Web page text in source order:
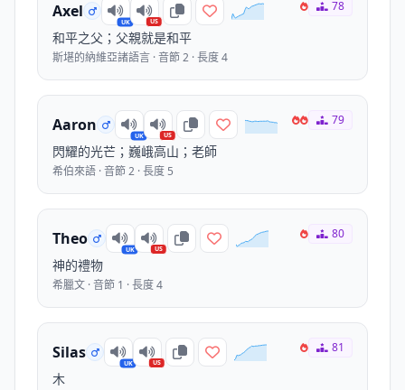
Axel
UK US
和平之父；父親就是和平
斯堪的納維亞諸語言 · 音節 2 · 長度 4
78
Aaron
UK US
閃耀的光芒；巍峨高山；老師
希伯來語 · 音節 2 · 長度 5
79
Theo
UK US
神的禮物
希臘文 · 音節 1 · 長度 4
80
Silas
UK US
木
81